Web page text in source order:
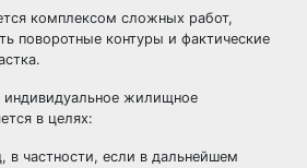
комплексом сложных работ,
поворотные контуры и фактические
индивидуальное жилищное
в целях:
в частности, если в дальнейшем